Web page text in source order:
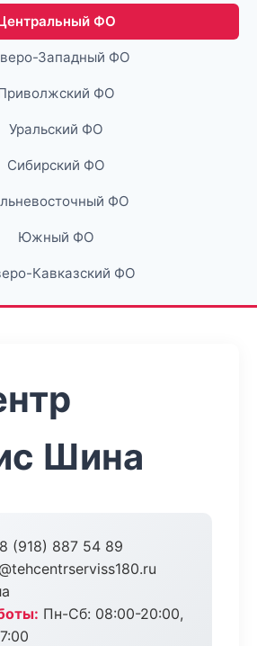
ФО
Западный ФО
ФО
Уральский ФО
Сибирский ФО
ФО
Южный ФО
Кавказский ФО
Шина
8 (918) 887 54 89
Пн-Сб: 08:00-20:00,